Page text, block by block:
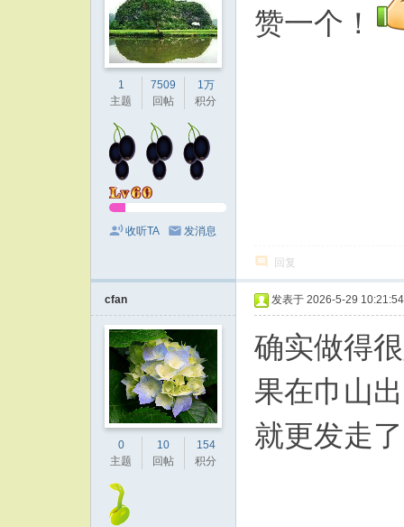
1
主题
7509
回帖
1万
积分
收听TA 发消息
赞一个！
回复
cfan
0
主题
10
回帖
154
积分
发表于 2026-5-29 10:21:54
确实做得
果在巾山
就更发走